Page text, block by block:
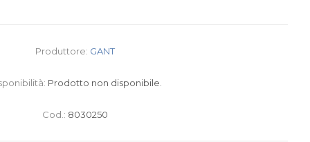
Produttore: GANT
Prodotto non disponibile.
Cod.: 8030250